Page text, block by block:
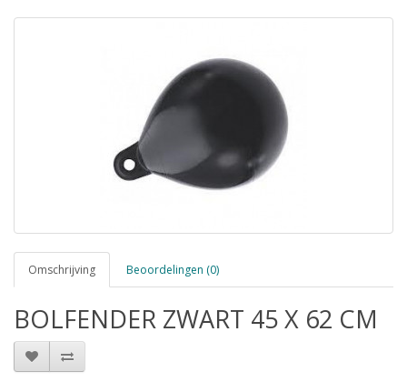
Omschrijving Beoordelingen (0)
BOLFENDER ZWART 45 X 62 CM